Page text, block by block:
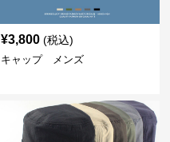
¥3,800 (税込)
キャップ メンズ